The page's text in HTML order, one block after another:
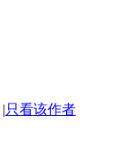
|只看该作者